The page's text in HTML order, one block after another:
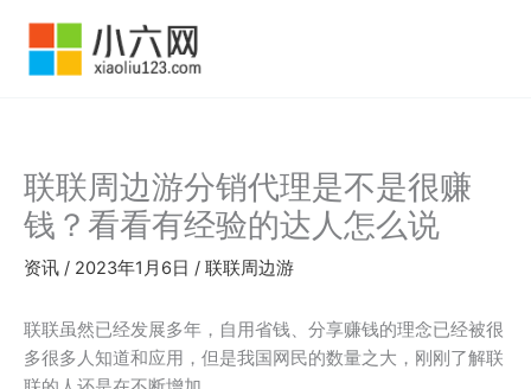
联联周边游分销代理是不是很赚
钱？看看有经验的达人怎么说
资讯 / 2023年1月6日 / 联联周边游
联联虽然已经发展多年，自用省钱、分享赚钱的理念已经被很
多很多人知道和应用，但是我国网民的数量之大，刚刚了解联